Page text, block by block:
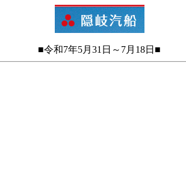
■令和7年5月31日～7月18日■